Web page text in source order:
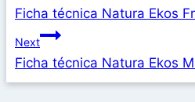
Ficha técnica Natura Ekos
Next
Ficha técnica Natura Ekos